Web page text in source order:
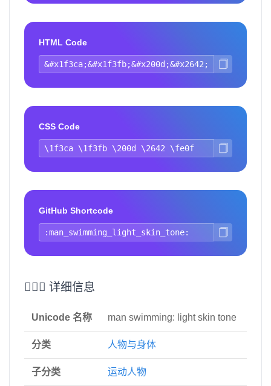
HTML Code
CSS Code
GitHub Shortcode
🏊🏻‍♂️ 详细信息
Unicode 名称 man swimming: light skin tone
分类 人物与身体
子分类 运动人物